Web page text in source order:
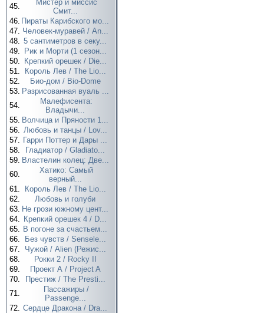
45.
Мистер и миссис
Смит...
46. Пираты Карибского мо...
47. Человек-муравей / An...
48. 5 сантиметров в секу...
49.
Рик и Морти (1 сезон...
50.
Крепкий орешек / Die...
51.
Король Лев / The Lio...
52.
Био-дом / Bio-Dome
53. Разрисованная вуаль ...
54.
Малефисента:
Владычи...
55. Волчица и Пряности 1...
56. Любовь и танцы / Lov...
57. Гарри Поттер и Дары ...
58.
Гладиатор / Gladiato...
59. Властелин колец: Две...
60.
Хатико: Самый
верный...
61.
Король Лев / The Lio...
62.
Любовь и голуби
63. Не грози южному цент...
64. Крепкий орешек 4 / D...
65. В погоне за счастьем...
66.
Без чувств / Sensele...
67.
Чужой / Alien (Режис...
68.
Рокки 2 / Rocky II
69.
Проект А / Project A
70.
Престиж / The Presti...
71.
Пассажиры /
Passenge...
72. Сердце Дракона / Dra...